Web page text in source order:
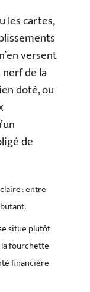
les cartes,
versent
nerf de la
doté, ou
de
: entre
situe plutôt
fourchette
financière